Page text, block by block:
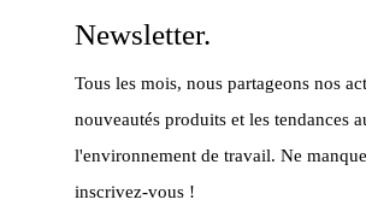
Newsletter.
Tous les mois, nous partageons nos
nouveautés produits et les tendances
l'environnement de travail. Ne
inscrivez-vous !